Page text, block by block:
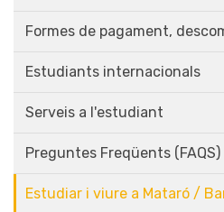
Formes de pagament,
Estudiants internacionals
Serveis a l'estudiant
Preguntes Freqüents (FAQS)
Estudiar i viure a Mataró /